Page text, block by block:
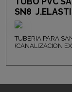
SN8
TUBERIA PARA
(CANALIZACION